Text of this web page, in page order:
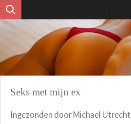
Ga
direct
de
hoofdinhoud
Seks met mijn ex
Ingezonden door Michael Utrecht